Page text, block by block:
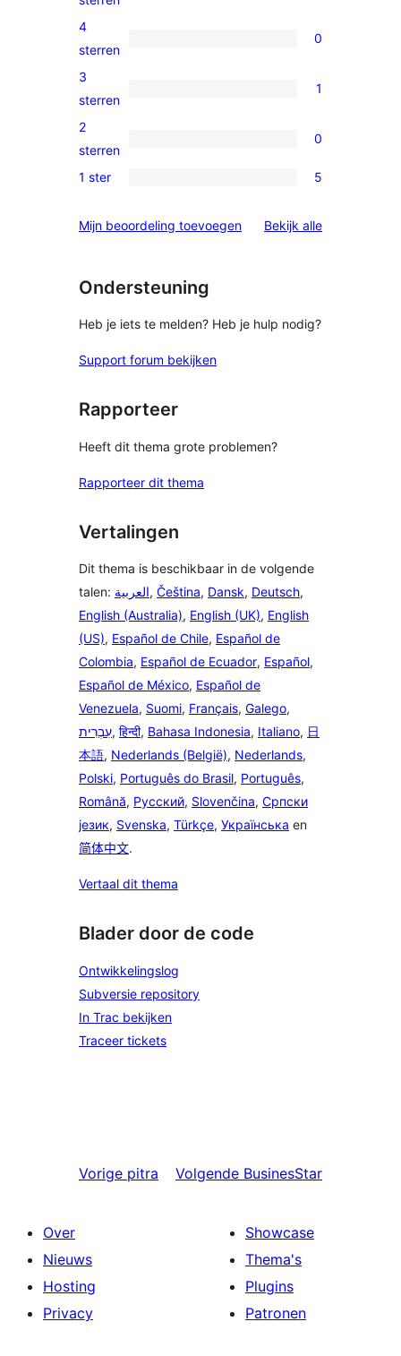
5
sterren
0
4
sterren
4
sterren
0
1
3
ster
3
sterren
1
0
2
beoordelingen
2
sterren
0
5
sterren
1 ster 5
Mijn beoordeling toevoegen Bekijk alle
Ondersteuning
Heb je iets te melden? Heb je hulp nodig?
Support forum bekijken
Rapporteer
Heeft dit thema grote problemen?
Rapporteer dit thema
Vertalingen
Dit thema is beschikbaar in de volgende
talen: العربية, Čeština, Dansk, Deutsch,
English (Australia), English (UK), English
(US), Español de Chile, Español de
Colombia, Español de Ecuador, Español,
Español de México, Español de
Venezuela, Suomi, Français, Galego,
עִבְרִית, हिन्दी, Bahasa Indonesia, Italiano, 日
本語, Nederlands (België), Nederlands,
Polski, Português do Brasil, Português,
Română, Русский, Slovenčina, Српски
језик, Svenska, Türkçe, Українська en
简体中文.
Vertaal dit thema
Blader door de code
Ontwikkelingslog
Subversie repository
In Trac bekijken
Traceer tickets
Vorige pitra Volgende BusinesStar
Over
Nieuws
Hosting
Privacy
Showcase
Thema's
Plugins
Patronen